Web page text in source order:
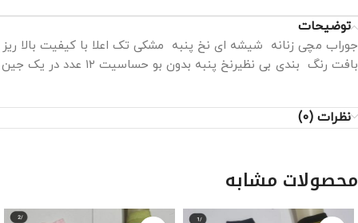
توضیحات
جوراب مچی زنانه شیشه ای نخ پنبه مشکی تک اعلا با کیفیت بالا ریز
بافت رنگ بندی بی نظیرنخ پنبه بدون بو حساسیت ۱۲ عدد در یک جین
نظرات (0)
محصولات مشابه